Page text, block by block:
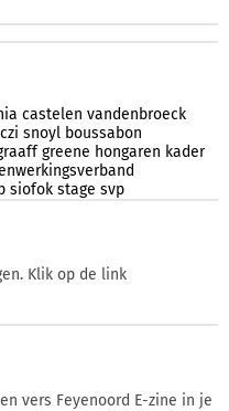
castelen vandenbroeck
snoyl boussabon
greene hongaren kader
siofok stage svp
Klik op de link
vers Feyenoord E-zine in je